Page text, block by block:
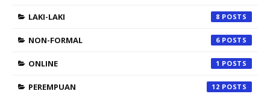
LAKI-LAKI 8
NON-FORMAL 6
ONLINE 1
PEREMPUAN 12